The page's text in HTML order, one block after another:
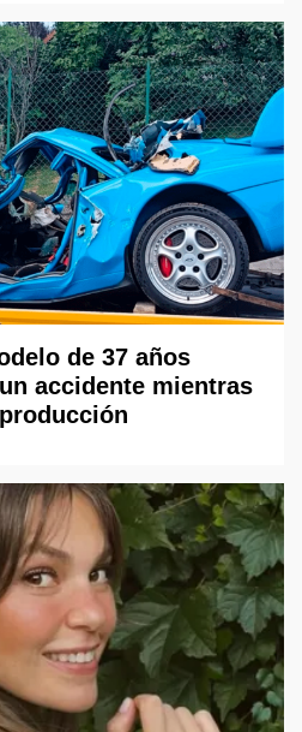
de 37 años
accidente mientras